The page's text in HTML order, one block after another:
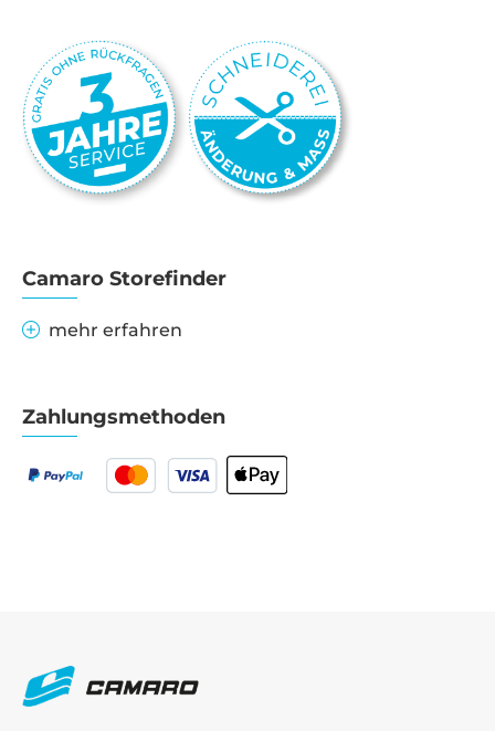
Camaro Storefinder
mehr erfahren
Zahlungsmethoden